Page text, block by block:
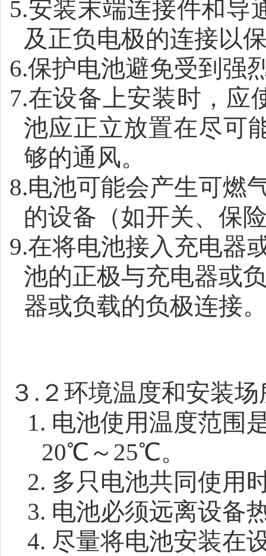
5.安装末端连接件和导
及正负电极的连接以
6.保护电池避免受到强
7.在设备上安装时，应
池应正立放置在尽可
够的通风。
8.电池可能会产生可燃
的设备（如开关、保
9.在将电池接入充电器
池的正极与充电器或
器或负载的负极连接
３ . ２环境温度和安装场
1. 电池使用温度范围
20℃～25℃。
2. 多只电池共同使用
3. 电池必须远离设备
4. 尽量将电池安装在